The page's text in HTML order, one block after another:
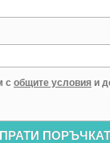
с общите условия и